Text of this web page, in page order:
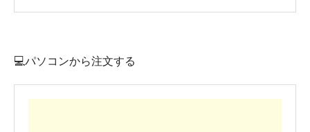
💻パソコンから注文する